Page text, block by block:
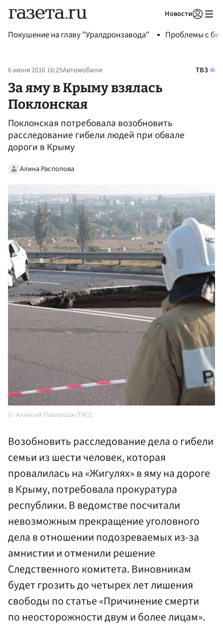
Новости
Покушение на главу "Уралдронзавода" Проблемы с
6 июня 2016 16:25Автомобили ТВЗ
За яму в Крыму взялась
Поклонская
Поклонская потребовала возобновить
расследование гибели людей при обвале
дороги в Крыму
Алина Распопова
Алексей Павлишак/ТАСС
Возобновить расследование дела о гибели
семьи из шести человек, которая
провалилась на «Жигулях» в яму на дороге
в Крыму, потребовала прокуратура
республики. В ведомстве посчитали
невозможным прекращение уголовного
дела в отношении подозреваемых из-за
амнистии и отменили решение
Следственного комитета. Виновникам
будет грозить до четырех лет лишения
свободы по статье «Причинение смерти
по неосторожности двум и более лицам».